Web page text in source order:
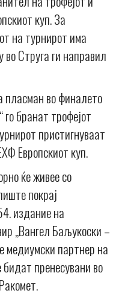
куп. За
на турнирот има
во Струга ги направил
пласман во финалето
бранат трофејот
пристигнуваат
Европскиот куп.
ќе живее со
покрај
издание на
„Вангел Баљукоски –
медиумски партнер на
пренесувани во